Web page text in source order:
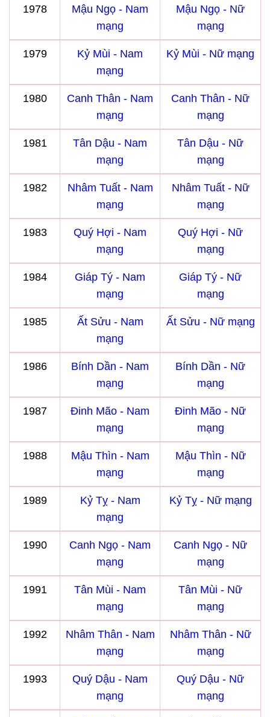
1978
Mậu Ngọ - Nam
mạng
Mậu Ngọ - Nữ
mạng
1979
Kỷ Mùi - Nam
mạng
Kỷ Mùi - Nữ mạng
1980
Canh Thân - Nam
mạng
Canh Thân - Nữ
mạng
1981
Tân Dậu - Nam
mạng
Tân Dậu - Nữ
mạng
1982
Nhâm Tuất - Nam
mạng
Nhâm Tuất - Nữ
mạng
1983
Quý Hợi - Nam
mạng
Quý Hợi - Nữ
mạng
1984
Giáp Tý - Nam
mạng
Giáp Tý - Nữ
mạng
1985
Ất Sửu - Nam
mạng
Ất Sửu - Nữ mạng
1986
Bính Dần - Nam
mạng
Bính Dần - Nữ
mạng
1987
Đinh Mão - Nam
mạng
Đinh Mão - Nữ
mạng
1988
Mậu Thìn - Nam
mạng
Mậu Thìn - Nữ
mạng
1989
Kỷ Tỵ - Nam
mạng
Kỷ Tỵ - Nữ mạng
1990
Canh Ngọ - Nam
mạng
Canh Ngọ - Nữ
mạng
1991
Tân Mùi - Nam
mạng
Tân Mùi - Nữ
mạng
1992
Nhâm Thân - Nam
mạng
Nhâm Thân - Nữ
mạng
1993
Quý Dậu - Nam
mạng
Quý Dậu - Nữ
mạng